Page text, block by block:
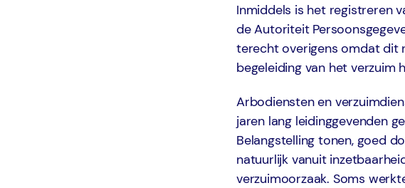
Inmiddels is het registreren
de Autoriteit
terecht overigens omdat dit
begeleiding van het verzuim
Arbodiensten en
jaren lang leidinggevenden
Belangstelling tonen, goed
natuurlijk vanuit
verzuimoorzaak. Soms